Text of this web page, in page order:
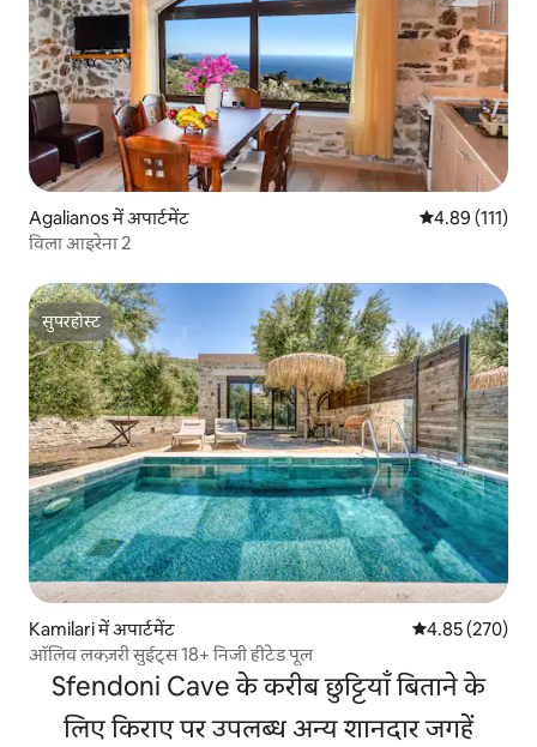
Agalianos में अपार्टमेंट औसत रेटिंग 5 में से
4.89 (111)
विला आइरेना 2
सुपरहोस्ट
सुपरहोस्ट
Kamilari में अपार्टमेंट औसत रेटिंग 5 में से
4.85 (270)
ऑलिव लक्ज़री सुईट्स 18+ निजी हीटेड पूल
Sfendoni Cave के करीब छुट्टियाँ बिताने के
लिए किराए पर उपलब्ध अन्य शानदार जगहें